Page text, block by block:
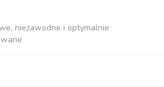
niezawodne i optymalnie